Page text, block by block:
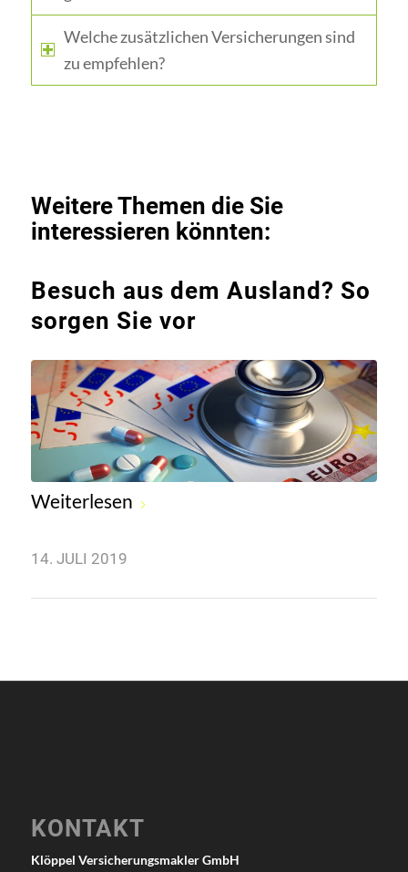
Welche zusätzlichen Versicherungen sind
zu empfehlen?
Weitere Themen die Sie
interessieren könnten:
Besuch aus dem Ausland? So
sorgen Sie vor
Weiterlesen
14. JULI 2019
KONTAKT
Klöppel Versicherungsmakler GmbH